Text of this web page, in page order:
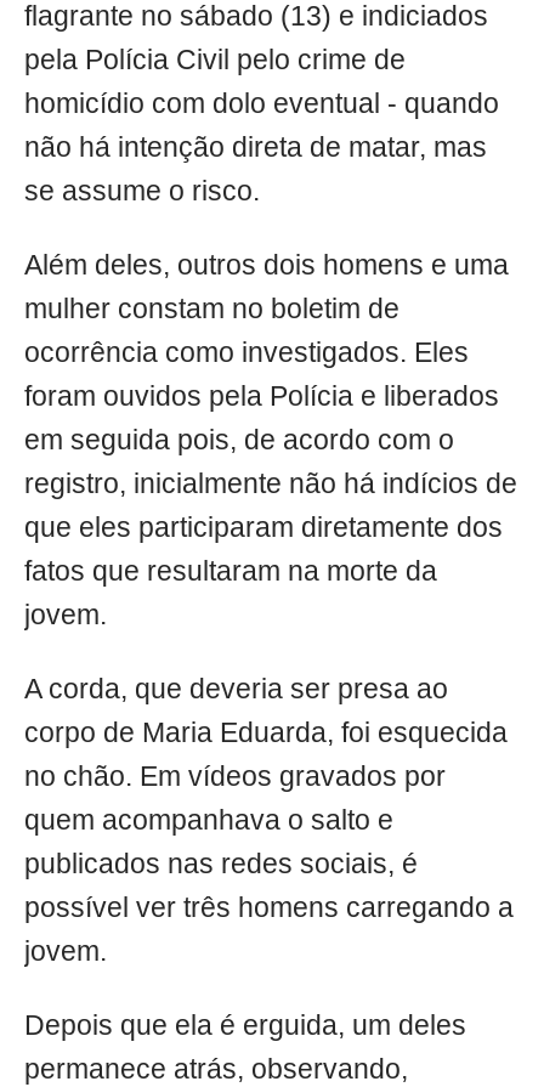
flagrante no sábado (13) e indiciados
pela Polícia Civil pelo crime de
homicídio com dolo eventual - quando
não há intenção direta de matar, mas
se assume o risco.
Além deles, outros dois homens e uma
mulher constam no boletim de
ocorrência como investigados. Eles
foram ouvidos pela Polícia e liberados
em seguida pois, de acordo com o
registro, inicialmente não há indícios de
que eles participaram diretamente dos
fatos que resultaram na morte da
jovem.
A corda, que deveria ser presa ao
corpo de Maria Eduarda, foi esquecida
no chão. Em vídeos gravados por
quem acompanhava o salto e
publicados nas redes sociais, é
possível ver três homens carregando a
jovem.
Depois que ela é erguida, um deles
permanece atrás, observando,